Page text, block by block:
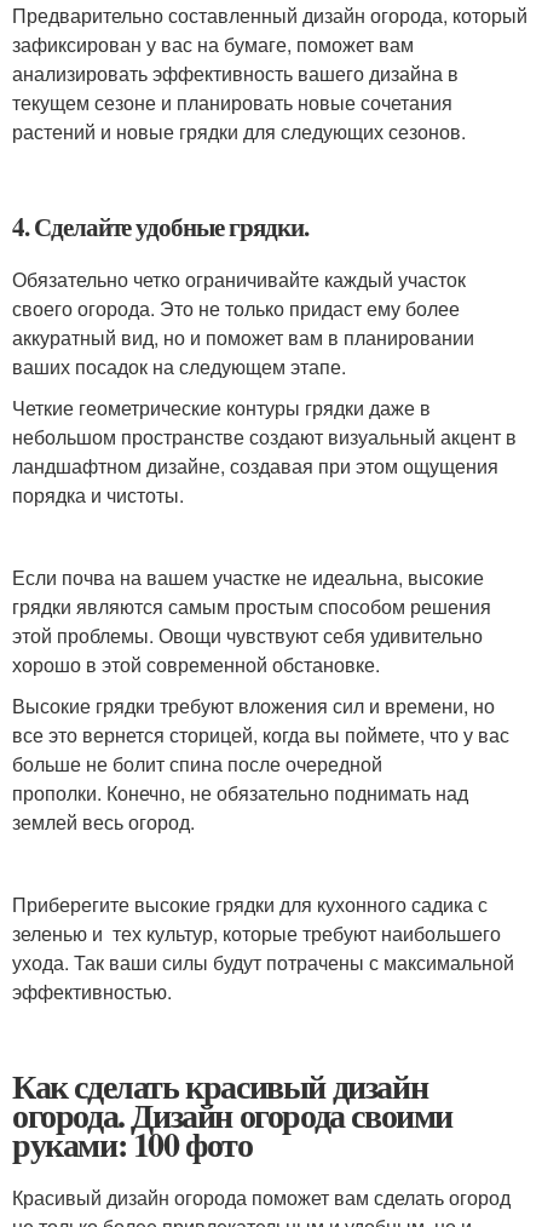
Предварительно составленный дизайн огорода, который
зафиксирован у вас на бумаге, поможет вам
анализировать эффективность вашего дизайна в
текущем сезоне и планировать новые сочетания
растений и новые грядки для следующих сезонов.
4. Сделайте удобные грядки.
Обязательно четко ограничивайте каждый участок
своего огорода. Это не только придаст ему более
аккуратный вид, но и поможет вам в планировании
ваших посадок на следующем этапе.
Четкие геометрические контуры грядки даже в
небольшом пространстве создают визуальный акцент в
ландшафтном дизайне, создавая при этом ощущения
порядка и чистоты.
Если почва на вашем участке не идеальна, высокие
грядки являются самым простым способом решения
этой проблемы. Овощи чувствуют себя удивительно
хорошо в этой современной обстановке.
Высокие грядки требуют вложения сил и времени, но
все это вернется сторицей, когда вы поймете, что у вас
больше не болит спина после очередной
прополки. Конечно, не обязательно поднимать над
землей весь огород.
Приберегите высокие грядки для кухонного садика с
зеленью и тех культур, которые требуют наибольшего
ухода. Так ваши силы будут потрачены с максимальной
эффективностью.
Как сделать красивый дизайн
огорода. Дизайн огорода своими
руками: 100 фото
Красивый дизайн огорода поможет вам сделать огород